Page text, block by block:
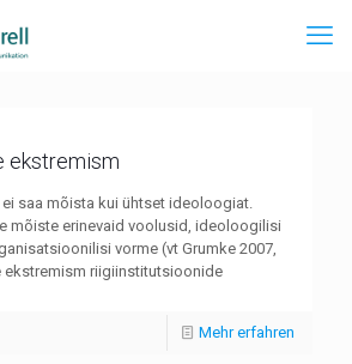
ekstremism
ei saa mõista kui ühtset ideoloogiat.
mõiste erinevaid voolusid, ideoloogilisi
vorme (vt Grumke 2007,
ekstremism riigiinstitutsioonide
Mehr erfahren